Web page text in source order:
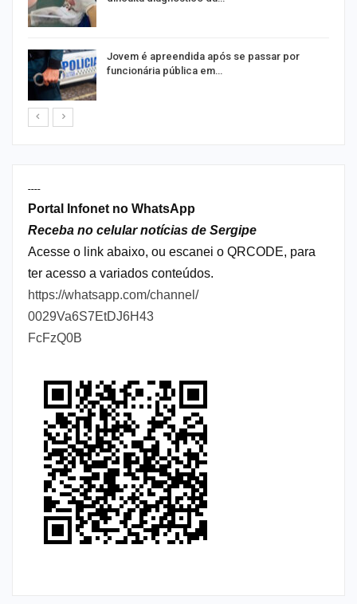
Jovem é apreendida após se passar por
funcionária pública em…
----
Portal Infonet no WhatsApp
Receba no celular notícias de Sergipe
Acesse o link abaixo, ou escanei o QRCODE, para
ter acesso a variados conteúdos.
https://whatsapp.com/channel/
0029Va6S7EtDJ6H43
FcFzQ0B